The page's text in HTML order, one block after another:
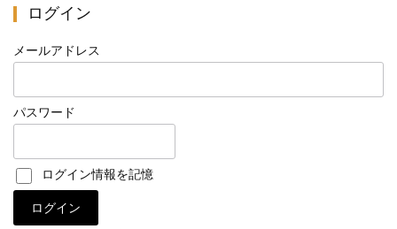
ログイン
メールアドレス
パスワード
ログイン情報を記憶